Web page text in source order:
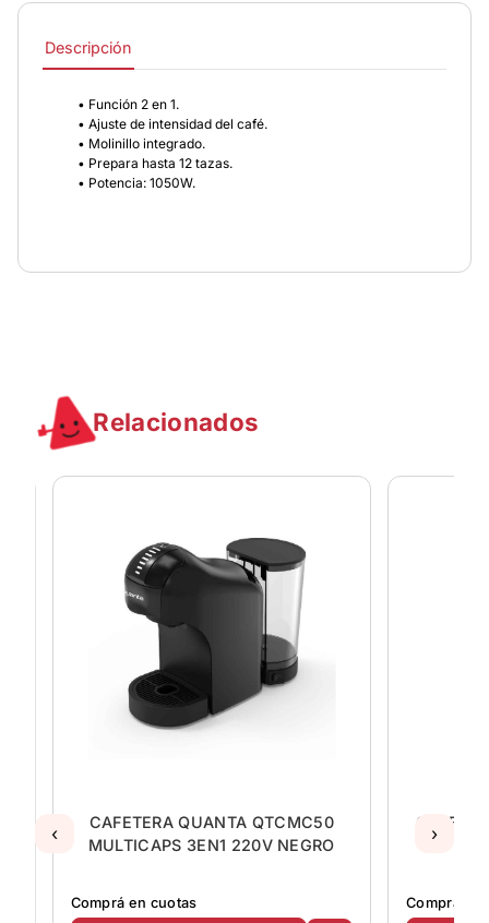
Descripción
• Función 2 en 1.
• Ajuste de intensidad del café.
• Molinillo integrado.
• Prepara hasta 12 tazas.
• Potencia: 1050W.
Relacionados
CAFETERA QUANTA QTCMC50
MULTICAPS 3EN1 220V NEGRO
Comprá en cuotas Comprá en
‹ ›